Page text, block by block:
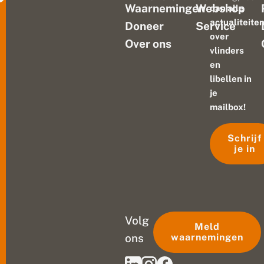
Waarnemingen
Doneer
Over ons
Webshop
Service
dan alle
actualiteiten
over
vlinders
en
libellen in
je
mailbox!
Schrijf
je in
Volg
ons
Meld
waarnemingen